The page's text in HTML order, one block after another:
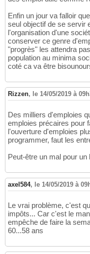
Enfin un jour va falloir
seul objectif de se servir
l'organisation d'une
conserver ce genre
"progrès" les attendra
population au minima
coté ca va être
Rizzen, le 14/05/2019 à
Des milliers d'emploies
emploies précaires pour
l'ouverture d'emploies
programmer, faut les
Peut-être un mal pour un
axel584, le 14/05/2019 à
Le vrai problème, c'est
impôts... Car c'est le
empêche de faire la
60...58 ans